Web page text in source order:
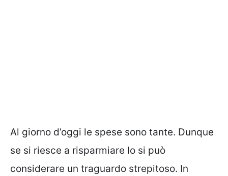
Al giorno d’oggi le spese sono tante. Dunque
se si riesce a risparmiare lo si può
considerare un traguardo strepitoso. In